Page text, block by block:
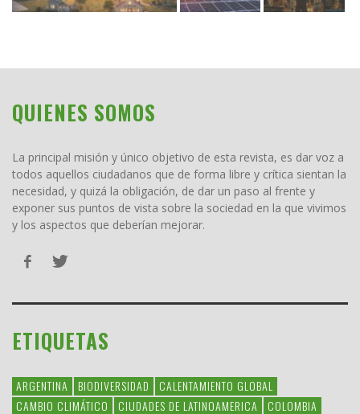
QUIENES SOMOS
La principal misión y único objetivo de esta revista, es dar voz a
todos aquellos ciudadanos que de forma libre y crítica sientan la
necesidad, y quizá la obligación, de dar un paso al frente y
exponer sus puntos de vista sobre la sociedad en la que vivimos
y los aspectos que deberían mejorar.
ETIQUETAS
ARGENTINA BIODIVERSIDAD
CALENTAMIENTO GLOBAL
CAMBIO CLIMÁTICO
CIUDADES DE LATINOAMERICA COLOMBIA